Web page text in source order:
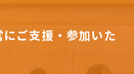
にご支援・参加いた